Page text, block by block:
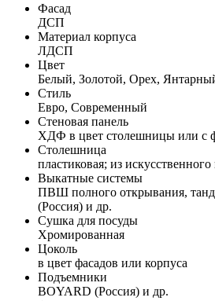
Фасад
ДСП
Материал корпуса
ЛДСП
Цвет
Белый, Золотой, Орех,
Стиль
Евро, Современный
Стеновая панель
ХДФ в цвет столешницы или с
Столешница
пластиковая; из
Выкатные системы
ПВШ полного открывания,
(Россия) и др.
Сушка для посуды
Хромированная
Цоколь
в цвет фасадов или корпуса
Подъемники
BOYARD (Россия) и др.